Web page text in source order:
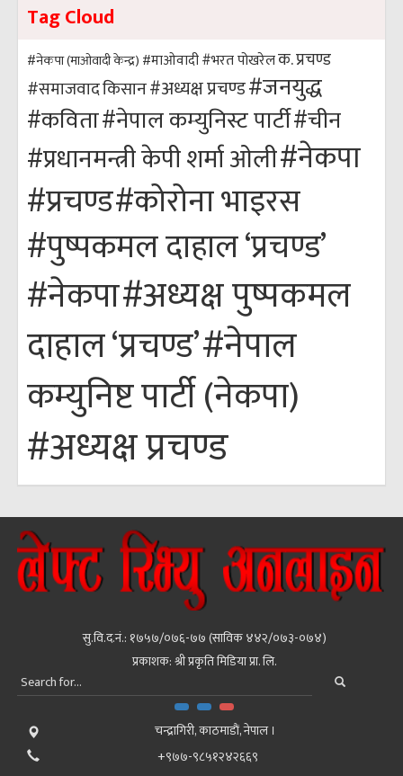
Tag Cloud
#नेकपा (माओवादी केन्द्र) #माओवादी#भरत पोखरेलक. प्रचण्ड
#समाजवादकिसान#अध्यक्ष प्रचण्ड#जनयुद्ध
#कविता#नेपाल कम्युनिस्ट पार्टी#चीन
#प्रधानमन्त्री केपी शर्मा ओली#नेकपा
#प्रचण्ड#कोरोना भाइरस
#पुष्पकमल दाहाल ‘प्रचण्ड’
#नेकपा#अध्यक्ष पुष्पकमल
दाहाल ‘प्रचण्ड’#नेपाल
कम्युनिष्ट पार्टी (नेकपा)
#अध्यक्ष प्रचण्ड
सु.वि.द.नं.: १७५७/०७६-७७ (साविक ४४२/०७३-०७४)
प्रकाशक: श्री प्रकृति मिडिया प्रा. लि.
चन्द्रागिरी, काठमाडाैं, नेपाल ।
+९७७-९८५१२४२६६९